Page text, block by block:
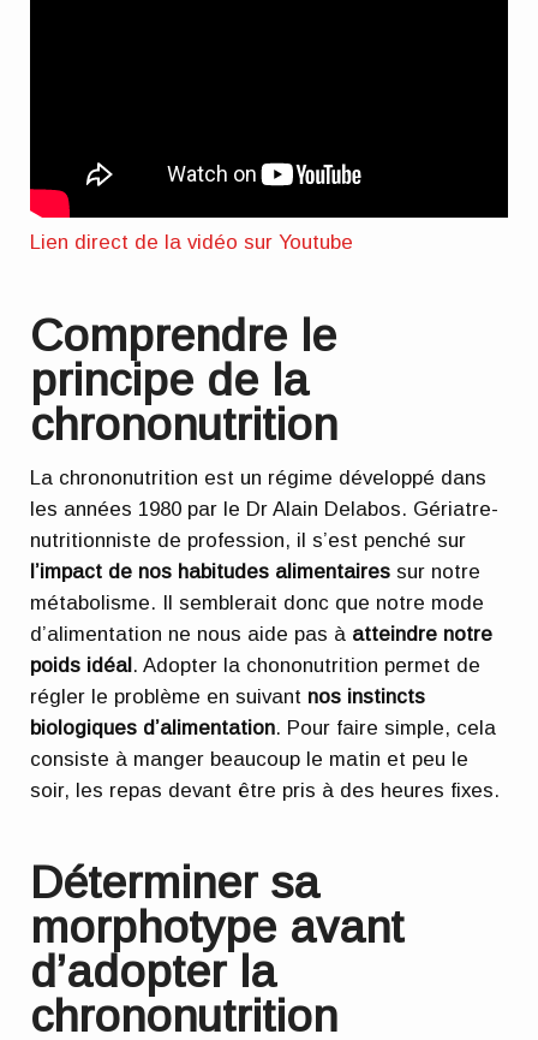
Lien direct de la vidéo sur Youtube
Comprendre le
principe de la
chrononutrition
La chrononutrition est un régime développé dans
les années 1980 par le Dr Alain Delabos. Gériatre-
nutritionniste de profession, il s’est penché sur
l’impact de nos habitudes alimentaires sur notre
métabolisme. Il semblerait donc que notre mode
d’alimentation ne nous aide pas à atteindre notre
poids idéal. Adopter la chononutrition permet de
régler le problème en suivant nos instincts
biologiques d’alimentation. Pour faire simple, cela
consiste à manger beaucoup le matin et peu le
soir, les repas devant être pris à des heures fixes.
Déterminer sa
morphotype avant
d’adopter la
chrononutrition